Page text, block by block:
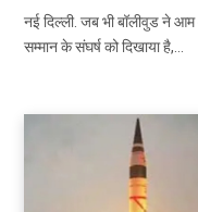
नई दिल्ली. जब भी बॉलीवुड ने
सम्मान के संघर्ष को दिखाया है,…